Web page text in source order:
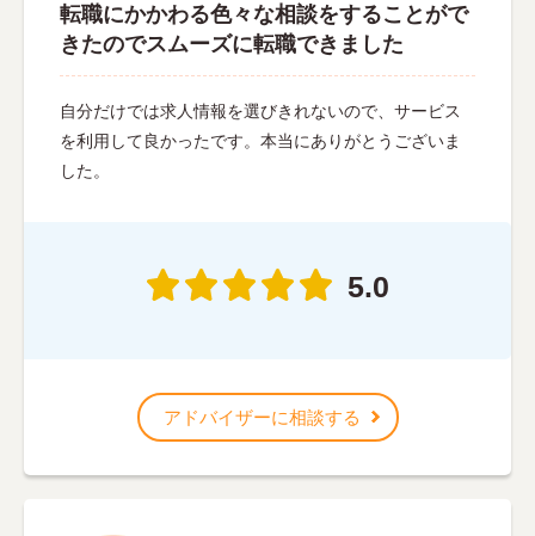
転職にかかわる色々な相談をすることがで
きたのでスムーズに転職できました
自分だけでは求人情報を選びきれないので、サービス
を利用して良かったです。本当にありがとうございま
した。
5.0
アドバイザーに相談する